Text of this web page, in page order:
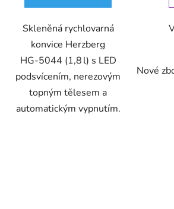
Skleněná rychlovarná
konvice Herzberg
HG‑5044 (1,8 l) s LED
podsvícením, nerezovým
topným tělesem a
automatickým vypnutím.
Nové